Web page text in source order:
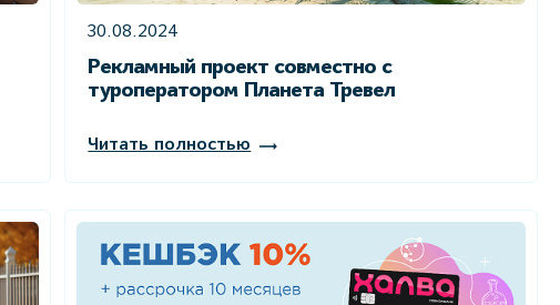
30.08.2024
Рекламный проект совместно с
туроператором Планета Тревел
Читать полностью